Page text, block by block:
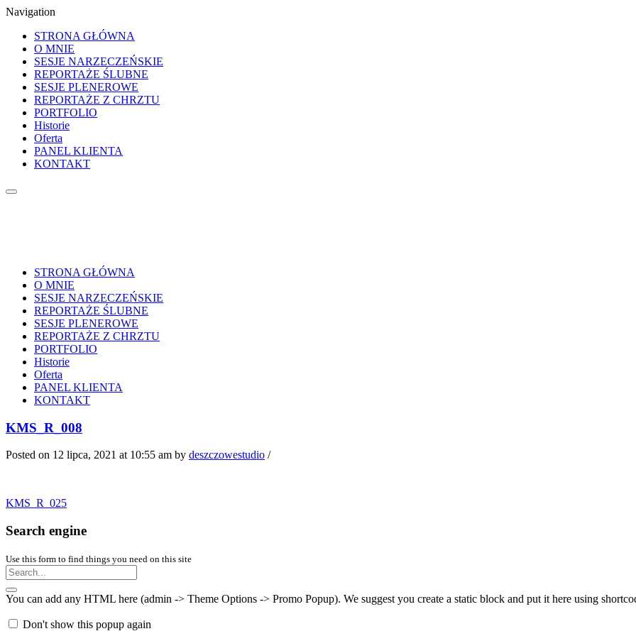
Navigation
STRONA GŁÓWNA
O MNIE
SESJE NARZECZEŃSKIE
REPORTAŻE ŚLUBNE
SESJE PLENEROWE
REPORTAŻE Z CHRZTU
PORTFOLIO
Historie
Oferta
PANEL KLIENTA
KONTAKT
STRONA GŁÓWNA
O MNIE
SESJE NARZECZEŃSKIE
REPORTAŻE ŚLUBNE
SESJE PLENEROWE
REPORTAŻE Z CHRZTU
PORTFOLIO
Historie
Oferta
PANEL KLIENTA
KONTAKT
KMS_R_008
Posted on 12 lipca, 2021 at 10:55 am by deszczowestudio /
KMS_R_025
Search engine
Use this form to find things you need on this site
You can add any HTML here (admin -> Theme Options -> Promo Popup). We suggest you create a static block and put it here using
Don't show this popup again